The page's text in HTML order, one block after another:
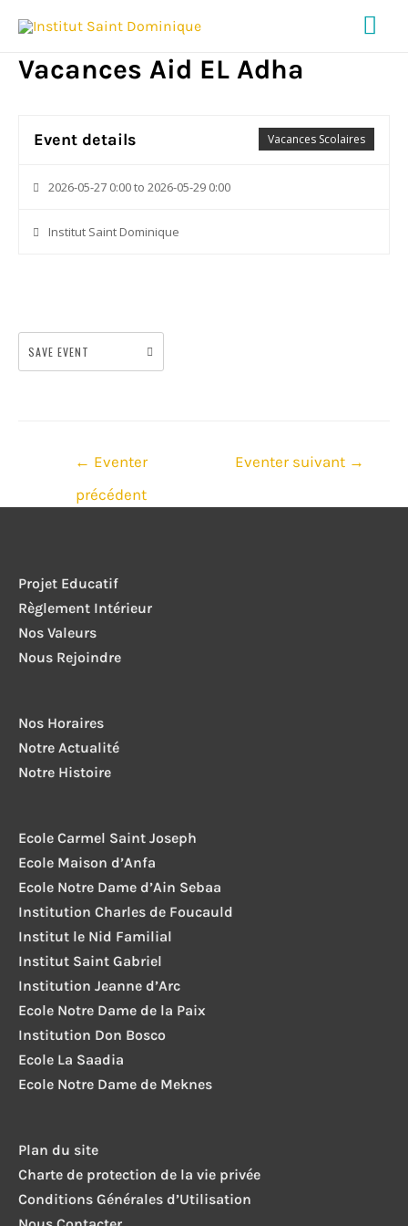
Vacances Aid EL Adha
Vacances Scolaires
Event details
2026-05-27 0:00 to 2026-05-29 0:00
Institut Saint Dominique
SAVE EVENT
Navigation
← Eventer
précédent
Eventer suivant →
Projet Educatif
Règlement Intérieur
Nos Valeurs
Nous Rejoindre
Nos Horaires
Notre Actualité
Notre Histoire
Ecole Carmel Saint Joseph
Ecole Maison d’Anfa
Ecole Notre Dame d’Ain Sebaa
Institution Charles de Foucauld
Institut le Nid Familial
Institut Saint Gabriel
Institution Jeanne d’Arc
Ecole Notre Dame de la Paix
Institution Don Bosco
Ecole La Saadia
Ecole Notre Dame de Meknes
Plan du site
Charte de protection de la vie privée
Conditions Générales d’Utilisation